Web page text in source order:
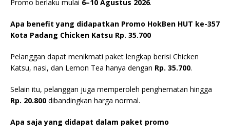
Promo berlaku mulai 6–10 Agustus 2026.
Apa benefit yang didapatkan Promo HokBen HUT ke-357
Kota Padang Chicken Katsu Rp. 35.700
Pelanggan dapat menikmati paket lengkap berisi Chicken
Katsu, nasi, dan Lemon Tea hanya dengan Rp. 35.700.
Selain itu, pelanggan juga memperoleh penghematan hingga
Rp. 20.800 dibandingkan harga normal.
Apa saja yang didapat dalam paket promo